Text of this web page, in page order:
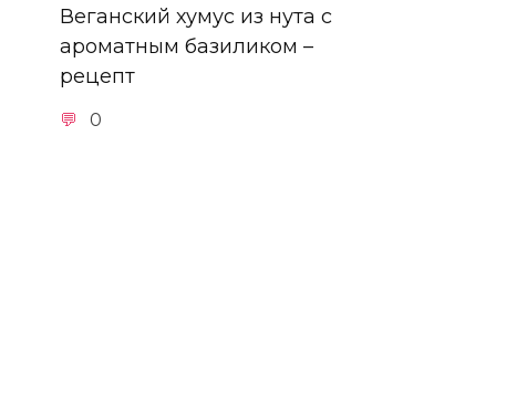
Веганский хумус из нута с
ароматным базиликом –
рецепт
0